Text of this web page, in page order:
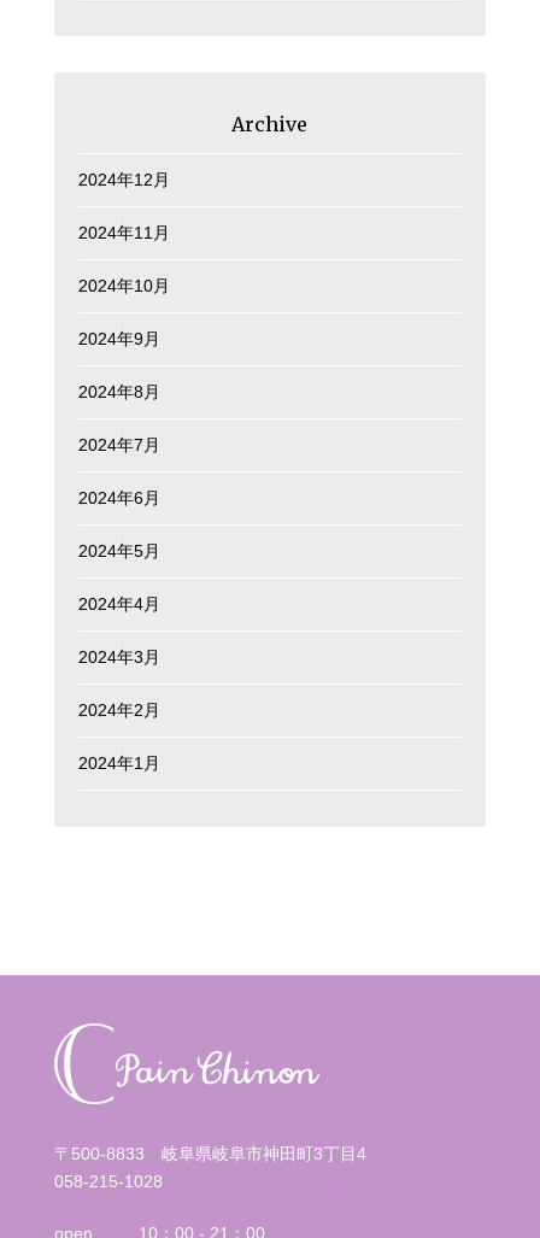
Archive
2024年12月
2024年11月
2024年10月
2024年9月
2024年8月
2024年7月
2024年6月
2024年5月
2024年4月
2024年3月
2024年2月
2024年1月
〒500-8833 岐阜県岐阜市神田町3丁目4
058-215-1028
open 10：00 - 21：00